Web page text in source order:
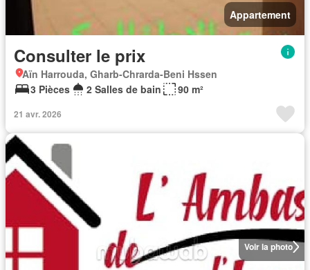
Appartement
Consulter le prix
Aïn Harrouda, Gharb-Chrarda-Beni Hssen
3 Pièces
2 Salles de bain 90 m²
21 avr. 2026
Voir la photo